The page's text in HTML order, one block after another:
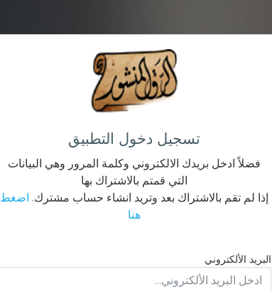
تسجيل دخول التطبيق
فضلاً ادخل بريدك الالكتروني وكلمة المرور وهي البيانات
التي قمتم بالاشتراك بها
إذا لم تقم بالاشتراك بعد وتريد انشاء حساب مشترك. اضغط
هنا
البريد الألكتروني